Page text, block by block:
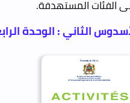
الفئات المستهدفة.
الثاني : الوحدة